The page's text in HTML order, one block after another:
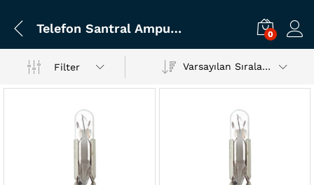
Telefon Santral Ampulleri 24V 50mA T5 0
Filter Varsayılan Sıralama